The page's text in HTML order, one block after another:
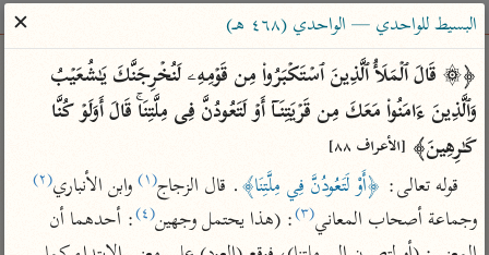
ساهم معنا في نشر القرآن والعلم الشرعي
الباحث القرآني
بحث تفسير علوم مصاحف
Type 2 or more characters for results.
البسيط للواحدي — الواحدي (٤٦٨ هـ)
✕
كَـٰرِهِینَ﴾ [الأعراف ٨٨]
قوله تعالى: ﴿أَوْ لَتَعُودُنَّ فِي مِلَّتِنَا﴾. قال الزجاج(١) وابن الأنباري(٢)
وجماعة أصحاب المعاني(٣) : (هذا يحتمل وجهين(٤)